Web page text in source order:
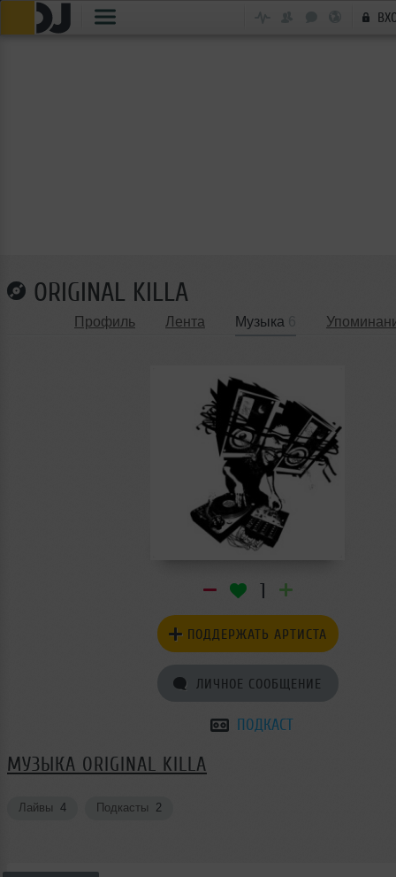
ORIGINAL KILLA
Профиль Лента Музыка
1
ПОДДЕРЖАТЬ АРТИСТА
ЛИЧНОЕ СООБЩЕНИЕ
ПОДКАСТ
МУЗЫКА ORIGINAL KILLA
Лайвы 4 Подкасты 2